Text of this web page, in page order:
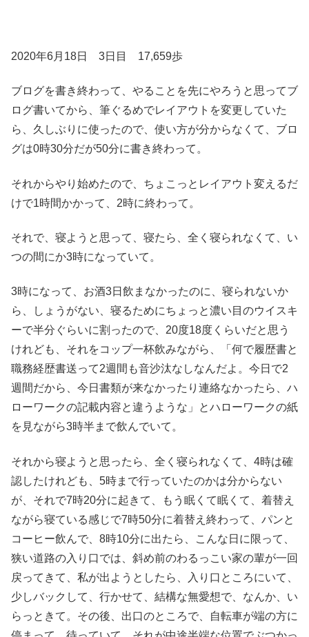
2020年6月18日 3日目 17,659歩
ブログを書き終わって、やることを先にやろうと思ってブ
ログ書いてから、筆ぐるめでレイアウトを変更していた
ら、久しぶりに使ったので、使い方が分からなくて、ブロ
グは0時30分だが50分に書き終わって。
それからやり始めたので、ちょこっとレイアウト変えるだ
けで1時間かかって、2時に終わって。
それで、寝ようと思って、寝たら、全く寝られなくて、い
つの間にか3時になっていて。
3時になって、お酒3日飲まなかったのに、寝られないか
ら、しょうがない、寝るためにちょっと濃い目のウイスキ
ーで半分ぐらいに割ったので、20度18度くらいだと思う
けれども、それをコップ一杯飲みながら、「何で履歴書と
職務経歴書送って2週間も音沙汰なしなんだよ。今日で2
週間だから、今日書類が来なかったり連絡なかったら、ハ
ローワークの記載内容と違うような」とハローワークの紙
を見ながら3時半まで飲んでいて。
それから寝ようと思ったら、全く寝られなくて、4時は確
認したけれども、5時まで行っていたのかは分からない
が、それで7時20分に起きて、もう眠くて眠くて、着替え
ながら寝ている感じで7時50分に着替え終わって、パンと
コーヒー飲んで、8時10分に出たら、こんな日に限って、
狭い道路の入り口では、斜め前のわるっこい家の輩が一回
戻ってきて、私が出ようとしたら、入り口ところにいて、
少しバックして、行かせて、結構な無愛想で、なんか、い
らっときて。その後、出口のところで、自転車が端の方に